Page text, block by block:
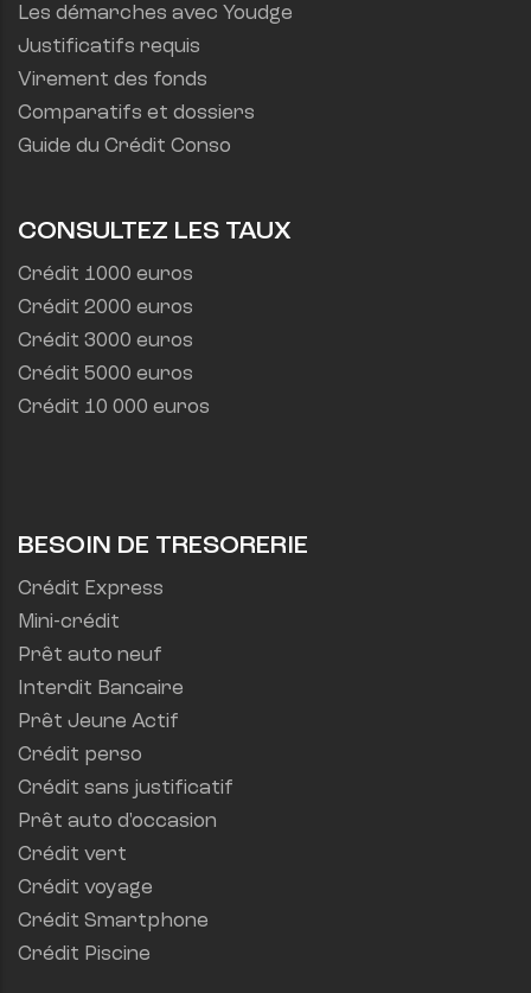
Les démarches avec Youdge
Justificatifs requis
Virement des fonds
Comparatifs et dossiers
Guide du Crédit Conso
CONSULTEZ LES TAUX
Crédit 1000 euros
Crédit 2000 euros
Crédit 3000 euros
Crédit 5000 euros
Crédit 10 000 euros
BESOIN DE TRESORERIE
Crédit Express
Mini-crédit
Prêt auto neuf
Interdit Bancaire
Prêt Jeune Actif
Crédit perso
Crédit sans justificatif
Prêt auto d'occasion
Crédit vert
Crédit voyage
Crédit Smartphone
Crédit Piscine